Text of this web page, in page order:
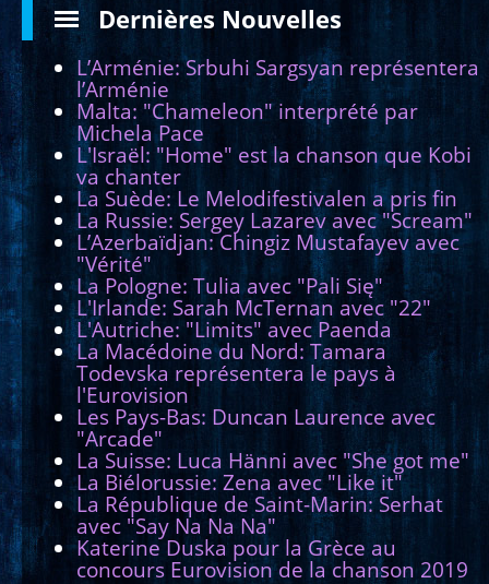
Dernières Νouvelles
L’Arménie: Srbuhi Sargsyan représentera
l’Arménie
Malta: "Chameleon" interprété par
Michela Pace
L'Israël: "Home" est la chanson que Kobi
va chanter
La Suède: Le Melodifestivalen a pris fin
La Russie: Sergey Lazarev avec "Scream"
L’Azerbaïdjan: Chingiz Mustafayev avec
"Vérité"
La Pologne: Tulia avec "Pali Się"
L'Irlande: Sarah McTernan avec "22"
L'Autriche: "Limits" avec Paenda
La Macédoine du Nord: Tamara
Todevska représentera le pays à
l'Eurovision
Les Pays-Bas: Duncan Laurence avec
"Arcade"
La Suisse: Luca Hänni avec "She got me"
La Biélorussie: Zena avec "Like it"
La République de Saint-Marin: Serhat
avec "Say Na Na Na"
Katerine Duska pour la Grèce au
concours Eurovision de la chanson 2019